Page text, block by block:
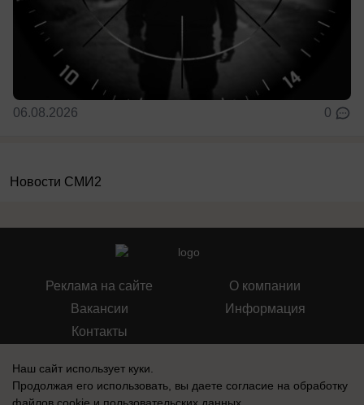
06.08.2026 0
Новости СМИ2
Реклама на сайте
Вакансии
Контакты
О компании
Информация
Наш сайт использует куки.
Продолжая его использовать, вы даете согласие на обработку